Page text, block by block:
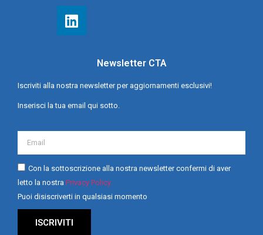
Newsletter CTA
Iscriviti alla nostra newsletter per aggiornamenti esclusivi!
Inserisci la tua email qui sotto.
Con la sottoscrizione alla nostra newsletter confermi di aver
letto la nostra Privacy Policy
Puoi disiscriverti in qualsiasi momento
ISCRIVITI